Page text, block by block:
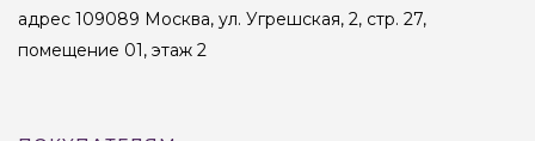
адрес 109089 Москва, ул. Угрешская, 2, стр. 27,
помещение 01, этаж 2